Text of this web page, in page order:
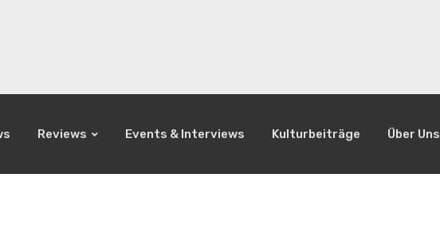
Reviews Events & Interviews Kulturbeiträge Über Uns